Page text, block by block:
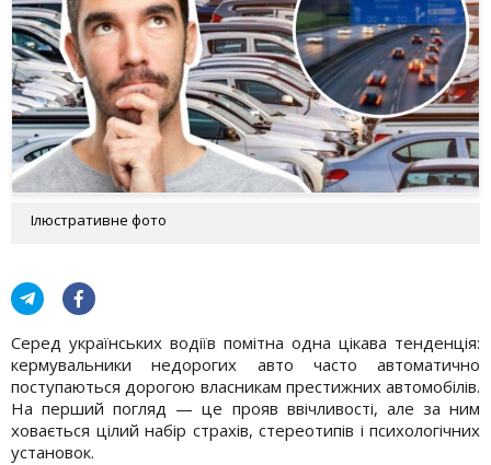
Ілюстративне фото
Серед українських водіїв помітна одна цікава тенденція:
кермувальники недорогих авто часто автоматично
поступаються дорогою власникам престижних автомобілів.
На перший погляд — це прояв ввічливості, але за ним
ховається цілий набір страхів, стереотипів і психологічних
установок.